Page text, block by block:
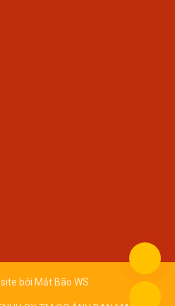
bởi Mắt Bão WS